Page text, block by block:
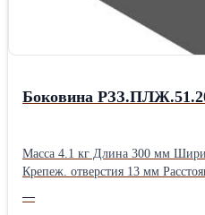
Боковина
Масса 4.1 кг Длина 300 мм
Крепеж. отверстия 13 мм
Лемешные
—